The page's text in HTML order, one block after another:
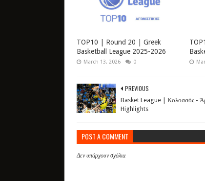
TOP10 | Round 20 | Greek
Basketball League 2025-2026
March 13, 2026 0
PREVIOUS
Basket League | Κολοσσός -
Highlights
POST A COMMENT
Δεν υπάρχουν σχόλια